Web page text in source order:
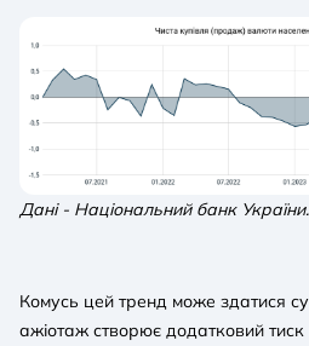
Дані - Національний банк
Комусь цей тренд може здатися
ажіотаж створює додатковий